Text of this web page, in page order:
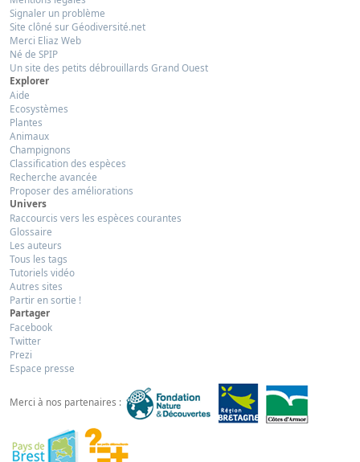
Signaler un problème
Site clôné sur Géodiversité.net
Merci Eliaz Web
Né de SPIP
Un site des petits débrouillards Grand Ouest
Explorer
Aide
Ecosystèmes
Plantes
Animaux
Champignons
Classification des espèces
Recherche avancée
Proposer des améliorations
Univers
Raccourcis vers les espèces courantes
Glossaire
Les auteurs
Tous les tags
Tutoriels vidéo
Autres sites
Partir en sortie !
Partager
Facebook
Twitter
Prezi
Espace presse
Merci à nos partenaires :